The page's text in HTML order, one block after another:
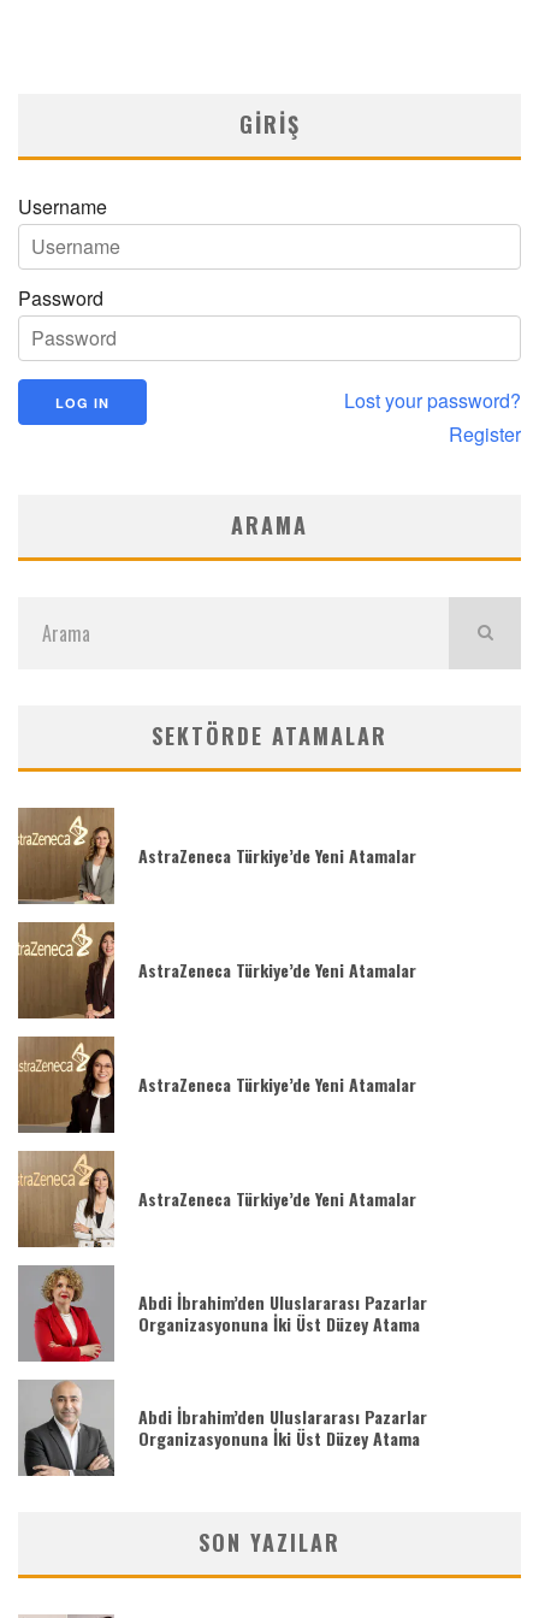
GIRIŞ
Username
Password
Lost your password?
Register
ARAMA
SEKTÖRDE ATAMALAR
AstraZeneca Türkiye’de Yeni Atamalar
AstraZeneca Türkiye’de Yeni Atamalar
AstraZeneca Türkiye’de Yeni Atamalar
AstraZeneca Türkiye’de Yeni Atamalar
Abdi İbrahim’den Uluslararası Pazarlar
Organizasyonuna İki Üst Düzey Atama
Abdi İbrahim’den Uluslararası Pazarlar
Organizasyonuna İki Üst Düzey Atama
SON YAZILAR